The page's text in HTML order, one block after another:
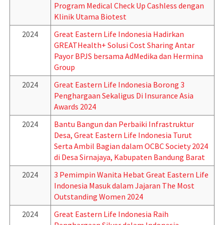
Program Medical Check Up Cashless dengan
Klinik Utama Biotest
2024
Great Eastern Life Indonesia Hadirkan
GREATHealth+ Solusi Cost Sharing Antar
Payor BPJS bersama AdMedika dan Hermina
Group
2024
Great Eastern Life Indonesia Borong 3
Penghargaan Sekaligus Di Insurance Asia
Awards 2024
2024
Bantu Bangun dan Perbaiki Infrastruktur
Desa, Great Eastern Life Indonesia Turut
Serta Ambil Bagian dalam OCBC Society 2024
di Desa Sirnajaya, Kabupaten Bandung Barat
2024
3 Pemimpin Wanita Hebat Great Eastern Life
Indonesia Masuk dalam Jajaran The Most
Outstanding Women 2024
2024
Great Eastern Life Indonesia Raih